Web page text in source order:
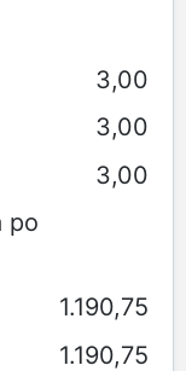
3,00
3,00
3,00
po
1.190,75
1.190,75